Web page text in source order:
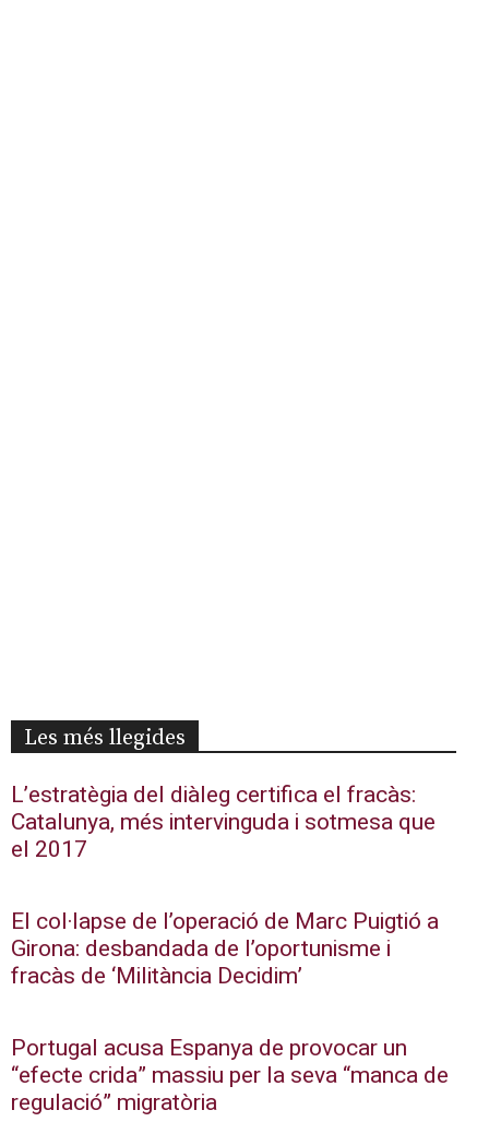
Les més llegides
L’estratègia del diàleg certifica el fracàs:
Catalunya, més intervinguda i sotmesa que
el 2017
El col·lapse de l’operació de Marc Puigtió a
Girona: desbandada de l’oportunisme i
fracàs de ‘Militància Decidim’
Portugal acusa Espanya de provocar un
“efecte crida” massiu per la seva “manca de
regulació” migratòria